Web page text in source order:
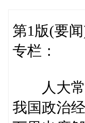
第1版(要
专栏：
人大常
我国政治